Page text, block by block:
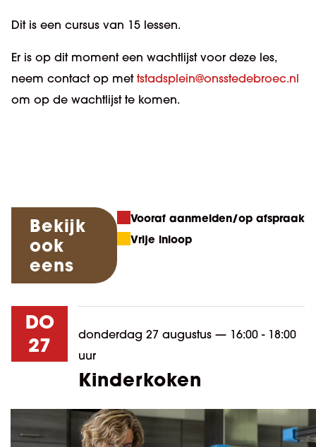
Dit is een cursus van 15 lessen.
Er is op dit moment een wachtlijst voor deze les,
neem contact op met tstadsplein@onsstedebroec.nl
om op de wachtlijst te komen.
Bekijk
ook
eens
Vooraf aanmelden/op afspraak
Vrije inloop
DO
27
donderdag 27 augustus — 16:00 - 18:00
uur
Kinderkoken